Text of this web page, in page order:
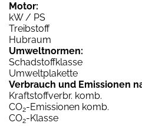
Motor:
kW / PS
Treibstoff
Hubraum
Umweltnormen:
Schadstoffklasse
Umweltplakette
Verbrauch und Emissionen
Kraftstoffverbr. komb.
CO2-Emissionen komb.
CO2-Klasse